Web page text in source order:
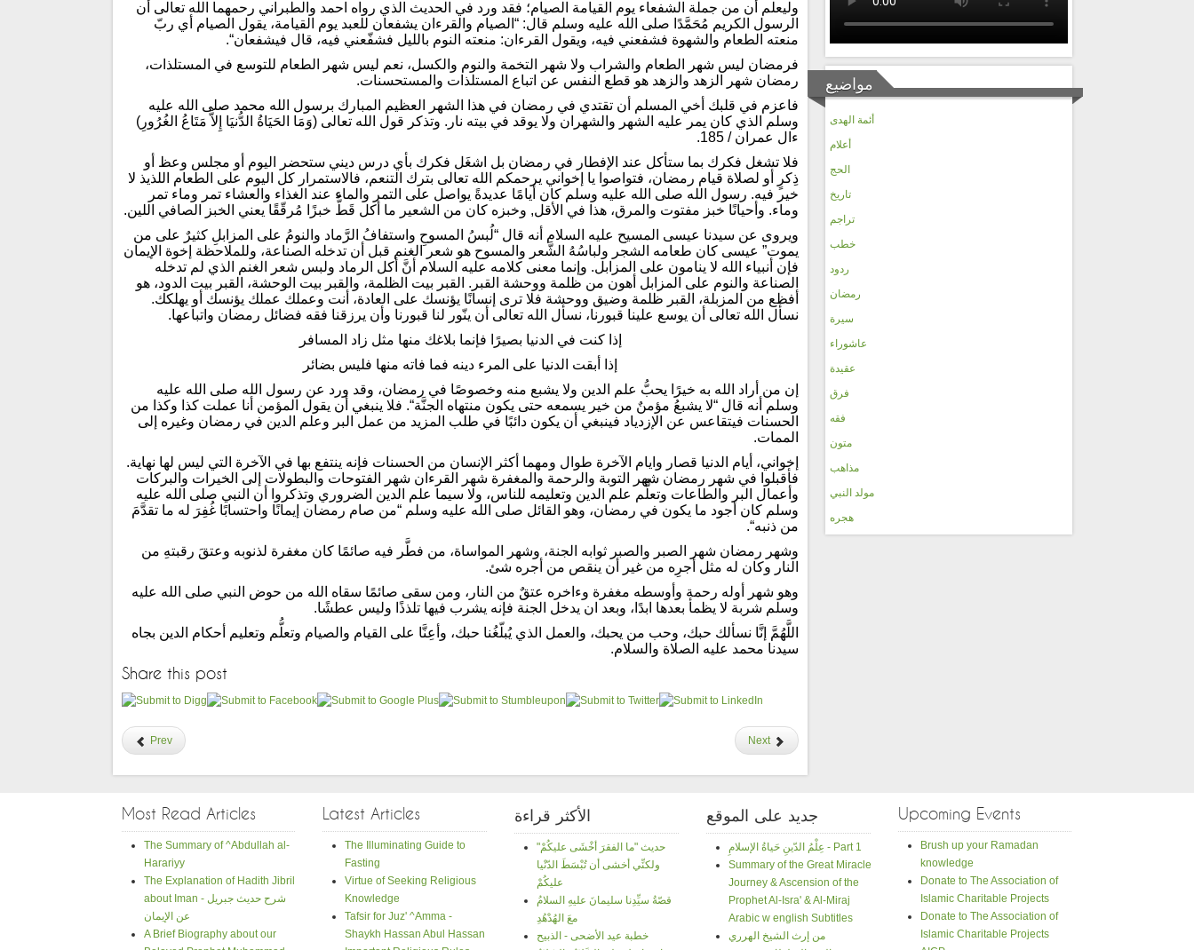
وليعلم أن من جملة الشفعاء يوم القيامة الصيام؛ فقد ورد في الحديث الذي رواه احمد والطبراني رحمهما الله تعالى أن
الرسول الكريم مُحَمَّدًا صلى الله عليه وسلم قال: “الصيام والقرءان يشفعان للعبد يوم القيامة، يقول الصيام أي ربّ
منعته الطعام والشهوة فشفعني فيه، ويقول القرءان: منعته النوم بالليل فشفّعني فيه، قال فيشفعان“.
فرمضان ليس شهر الطعام والشراب ولا شهر التخمة والنوم والكسل، نعم ليس شهر الطعام للتوسع في المستلذات،
رمضان شهر الزهد والزهد هو قطع النفس عن اتباع المستلذات والمستحسنات.
فاعزم في قلبك أخي المسلم أن تقتدي في رمضان في هذا الشهر العظيم المبارك برسول الله محمد صلى الله عليه
وسلم الذي كان يمر عليه الشهر والشهران ولا يوقد في بيته نار. وتذكر قول الله تعالى (وَمَا الحَيَاةُ الدُّنيَا إِلاَّ مَتَاعُ الغُرُورِ)
ءال عمران / 185.
فلا تشغل فكرك بما ستأكل عند الإفطار في رمضان بل اشغَل فكرك بأي درس ديني ستحضر اليوم أو مجلس وعظ أو
ذِكرٍ أو لصلاة قيام رمضان، فتواصوا يا إخواني يرحمكم الله تعالى بترك التنعم، فالاستمرار كل اليوم على الطعام اللذيذ لا
خير فيه. رسول الله صلى الله عليه وسلم كان أيامًا عديدةً يواصل على التمر والماء عند الغذاء والعشاء تمر وماء تمر
وماء. وأحيانًا خبز مفتوت والمرق، هذا في الأقل, وخبزه كان من الشعير ما أكل قَطُّ خبزًا مُرقّقًا يعني الخبز الصافي اللين.
ويروى عن سيدنا عيسى المسيح عليه السلام أنه قال “لُبسُ المسوحِ واستفافُ الرَّماد والنومُ على المزابلِ كثيرٌ على من
يموت” عيسى كان طعامه الشجر ولباسُهُ الشَّعر والمسوح هو شعر الغنم قبل أن تدخله الصناعة، وللملاحظة إخوة الإيمان
فإن أنبياء الله لا ينامون على المزابل. وإنما معنى كلامه عليه السلام أنَّ أكل الرماد ولبس شعر الغنم الذي لم تدخله
الصناعة والنوم على المزابل أهون من ظلمة ووحشة القبر. القبر بيت الظلمة، والقبر بيت الوحشة، القبر بيت الدود، هو
أفظع من المزبلة، القبر ظلمة وضيق ووحشة فلا ترى إنسانًا يؤنسك على العادة، أنت وعملك عملك يؤنسك أو يهلكك.
نسأل الله تعالى أن يوسع علينا قبورنا، نسأل الله تعالى أن ينّور لنا قبورنا وأن يرزقنا فقه فضائل رمضان واتباعها.
إذا كنت في الدنيا بصيرًا فإنما بلاغك منها مثل زاد المسافر
إذا أبقت الدنيا على المرء دينه فما فاته منها فليس بضائر
إن من أراد الله به خيرًا يحبُّ علم الدين ولا يشبع منه وخصوصًا في رمضان، وقد ورد عن رسول الله صلى الله عليه
وسلم أنه قال “لا يشبعُ مؤمنٌ من خير يسمعه حتى يكون منتهاه الجنَّة“. فلا ينبغي أن يقول المؤمن أنا عملت كذا وكذا من
الحسنات فيتقاعس عن الإزدياد فينبغي أن يكون دائبًا في طلب المزيد من عمل البر وعلم الدين في رمضان وغيره إلى
الممات.
إخواني، أيام الدنيا قصار وايام الآخرة طوال ومهما أكثر الإنسان من الحسنات فإنه ينتفع بها في الآخرة التي ليس لها نهاية.
فأقبلوا في شهر رمضان شهر التوبة والرحمة والمغفرة شهر القرءان شهر الفتوحات والبطولات إلى الخيرات والبركات
وأعمال البر والطاعات وتعلُّم علم الدين وتعليمه للناس، ولا سيما علم الدين الضروري وتذكروا أن النبي صلى الله عليه
وسلم كان أجود ما يكون في رمضان، وهو القائل صلى الله عليه وسلم “من صام رمضان إيمانًا واحتسابًا غُفِرَ له ما تقدَّمَ
من ذنبه“.
وشهر رمضان شهر الصبر والصبر ثوابه الجنة، وشهر المواساة، من فطَّر فيه صائمًا كان مغفرة لذنوبه وعتقَ رقبتهِ من
النار وكان له مثل أجرِه من غير أن ينقص من أجره شئ.
وهو شهر أوله رحمة وأوسطه مغفرة وءاخره عتقٌ من النار، ومن سقى صائمًا سقاه الله من حوض النبي صلى الله عليه
وسلم شربة لا يظمأ بعدها ابدًا، وبعد ان يدخل الجنة فإنه يشرب فيها تلذذًا وليس عطشًا.
اللَّهُمَّ إنَّا نسألك حبك، وحب من يحبك، والعمل الذي يُبلّغُنا حبك، وأعِنَّا على القيام والصيام وتعلُّم وتعليم أحكام الدين بجاه
سيدنا محمد عليه الصلاة والسلام.
Share this post
Prev Next
مواضيع
أئمة الهدى
أعلام
الحج
تاريخ
تراجم
خطب
ردود
رمضان
سيرة
عاشوراء
عقيدة
فرق
فقه
متون
مذاهب
مولد النبي
هجره
Most Read Articles
The Summary of ^Abdullah al-
Harariyy
The Explanation of Hadith Jibril
about Iman - شرح حديث جبريل
عن الإيمان
A Brief Biography about our
Latest Articles
The Illuminating Guide to
Fasting
Virtue of Seeking Religious
Knowledge
Tafsir for Juz' ^Amma -
Shaykh Hassan Abul Hassan
الأكثر قراءة
"حديث "ما الفقرَ أخْشَى عليكُمْ
ولكنِّي أخشى أن تُبْسَطَ الدّنْيا
عليكُمْ
قصّةُ سيِّدِنا سليمانَ عليهِ السلامُ
معَ الهُدْهُدِ
خطبة عيد الأضحى - الذبيح
جديد على الموقع
عِلْمُ الدّينِ حَياةُ الإسلامِ - Part 1
Summary of the Great Miracle
Journey & Ascension of the
Prophet Al-Isra' & Al-Miraj
Arabic w english Subtitles
من إرث الشيخ الهرري
Upcoming Events
Brush up your Ramadan
knowledge
Donate to The Association of
Islamic Charitable Projects
Donate to The Association of
Islamic Charitable Projects